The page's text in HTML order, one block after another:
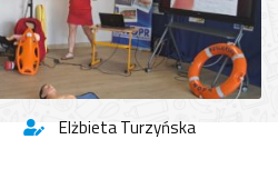
Elżbieta Turzyńska